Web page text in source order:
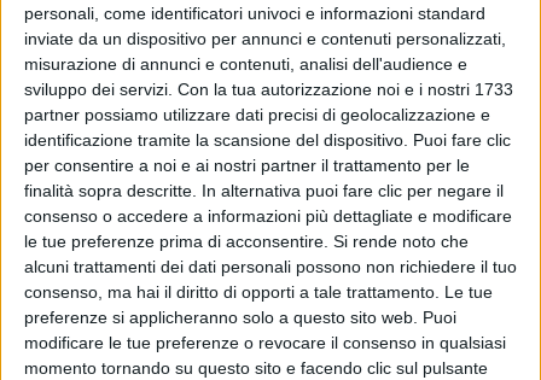
personali, come identificatori univoci e informazioni standard
inviate da un dispositivo per annunci e contenuti personalizzati,
misurazione di annunci e contenuti, analisi dell'audience e
sviluppo dei servizi. Con la tua autorizzazione noi e i nostri 1733
partner possiamo utilizzare dati precisi di geolocalizzazione e
identificazione tramite la scansione del dispositivo. Puoi fare clic
per consentire a noi e ai nostri partner il trattamento per le
finalità sopra descritte. In alternativa puoi fare clic per negare il
consenso o accedere a informazioni più dettagliate e modificare
le tue preferenze prima di acconsentire. Si rende noto che
alcuni trattamenti dei dati personali possono non richiedere il tuo
consenso, ma hai il diritto di opporti a tale trattamento. Le tue
preferenze si applicheranno solo a questo sito web. Puoi
modificare le tue preferenze o revocare il consenso in qualsiasi
momento tornando su questo sito e facendo clic sul pulsante
Visualizza questo post su Instagram
Un post condiviso da Ultimo (@ultimopeterpan)